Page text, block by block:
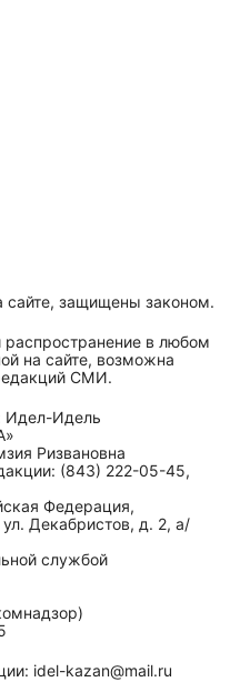
защищены законом.
распространение в любом
на сайте, возможна
СМИ.
Идел-Идель
Ризвановна
(843) 222-05-45,
Федерация,
ул. Декабристов, д. 2, а/
службой
idel-kazan@mail.ru